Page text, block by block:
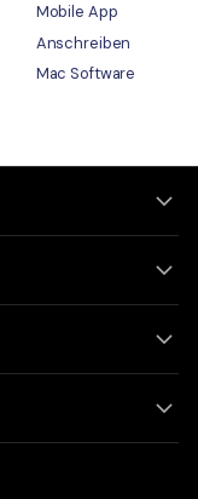
Mobile App
Anschreiben
Mac Software